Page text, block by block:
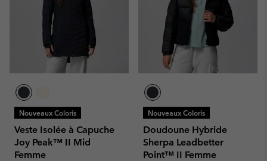
Nouveaux Coloris
Veste Isolée à Capuche
Joy Peak™ II Mid
Femme
Nouveaux Coloris
Doudoune Hybride
Sherpa Leadbetter
Point™ II Femme